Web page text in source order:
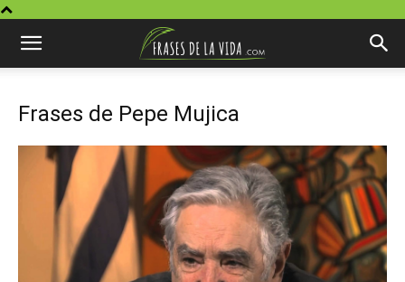
Frases de Pepe Mujica